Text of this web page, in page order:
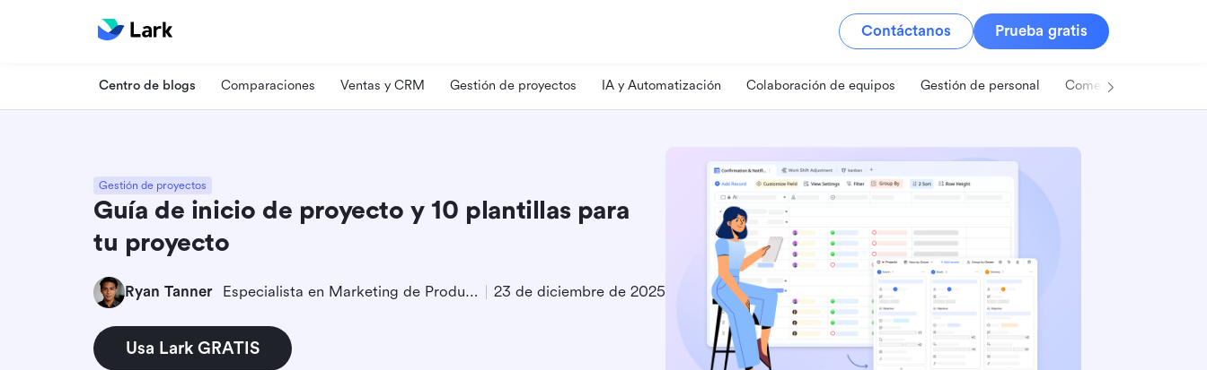
Contáctanos Prueba gratis
Centro de blogs Comparaciones Ventas y CRM Gestión de proyectos IA y Automatización Colaboración de equipos Gestión de personal Comercio minorista
Gestión de proyectos
Guía de inicio de proyecto y 10 plantillas para
tu proyecto
Ryan Tanner Especialista en Marketing de Producto 23 de diciembre de 2025
Usa Lark GRATIS